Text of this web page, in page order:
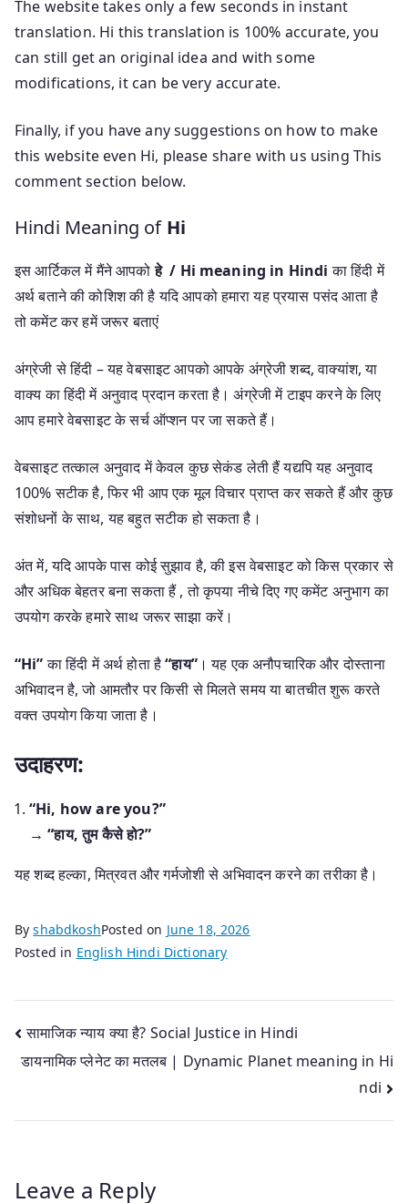
The website takes only a few seconds in instant
translation. Hi this translation is 100% accurate, you
can still get an original idea and with some
modifications, it can be very accurate.
Finally, if you have any suggestions on how to make
this website even Hi, please share with us using This
comment section below.
Hindi Meaning of Hi
इस आर्टिकल में मैंने आपकोहे / Hi meaning in Hindiका हिंदी में
अर्थ बताने की कोशिश की है यदि आपको हमारा यह प्रयास पसंद आता है
तो कमेंट कर हमें जरूर बताएं
अंग्रेजी से हिंदी – यह वेबसाइट आपको आपके अंग्रेजी शब्द, वाक्यांश, या
वाक्य का हिंदी में अनुवाद प्रदान करता है। अंग्रेजी में टाइप करने के लिए
आप हमारे वेबसाइट के सर्च ऑप्शन पर जा सकते हैं।
वेबसाइट तत्काल अनुवाद में केवल कुछ सेकंड लेती हैं यद्यपि यह अनुवाद
100% सटीक है, फिर भी आप एक मूल विचार प्राप्त कर सकते हैं और कुछ
संशोधनों के साथ, यह बहुत सटीक हो सकता है।
अंत में, यदि आपके पास कोई सुझाव है, की इस वेबसाइट को किस प्रकार से
और अधिक बेहतर बना सकता हैं , तो कृपया नीचे दिए गए कमेंट अनुभाग का
उपयोग करके हमारे साथ जरूर साझा करें।
“Hi”का हिंदी में अर्थ होता है“हाय”। यह एक अनौपचारिक और दोस्ताना
अभिवादन है, जो आमतौर पर किसी से मिलते समय या बातचीत शुरू करते
वक्त उपयोग किया जाता है।
उदाहरण:
“Hi, how are you?”
→“हाय, तुम कैसे हो?”
यह शब्द हल्का, मित्रवत और गर्मजोशी से अभिवादन करने का तरीका है।
ByshabdkoshPosted on June 18, 2026
Posted in English Hindi Dictionary
Post
navigation
सामाजिक न्याय क्या है? Social Justice in Hindi
डायनामिक प्लेनेट का मतलब | Dynamic Planet meaning in Hi
ndi
Leave a Reply